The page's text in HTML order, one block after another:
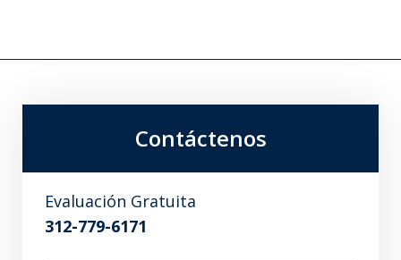
Contáctenos
Evaluación Gratuita
312-779-6171